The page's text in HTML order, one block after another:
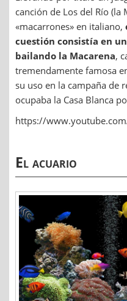
canción de Los del Río (la
«macarrones» en italiano,
cuestión consistía en
bailando la Macarena,
tremendamente famosa
su uso en la campaña de
ocupaba la Casa Blanca
https://
El acuario